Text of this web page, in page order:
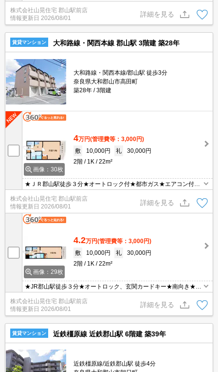
トロック付きで安心の広々２LDK♪人気のオール電化☆日当たり良好
のお部屋は、リビングを見渡せる対面キッチン・大きな一坪風呂な
ど人気ポイント満載☆インターネット無料♪当社おススメ物件★
株式会社山晃住宅 郡山駅前店
情報更新日 2026/08/01
詳細を見る
賃貸マンション 大和路線・関西本線 郡山駅 3階建 築28年
大和路線・関西本線/郡山駅 徒歩3分
奈良県大和郡山市高田町
築28年
3階建
画像：30枚
4万円(管理費等：3,000円)
敷
10,000円 礼
30,000円
2階
1K 22m²
★ＪＲ郡山駅徒歩３分★オートロック付★都市ガス★エアコン付★
駅チカ物件！お風呂、トイレ別のセパレートタイプで脱衣所も完
備！システムキッチン、エアコン、ＴＶモニターホンなど便利な室
内設備にも注目！
株式会社山晃住宅 郡山駅前店
情報更新日 2026/08/01
詳細を見る
画像：29枚
4.2万円(管理費等：3,000円)
敷
10,000円 礼
30,000円
2階
1K 22m²
★JR郡山駅徒歩３分★オートロック、玄関カードキー★南向き★JR
郡山駅徒歩３分☆住環境良好の人気の都市ガス仕様マンション♪オー
トロック、テレビモニターホン付きでセキュリティーも安心！！脱
衣所や洗面台独立が嬉しいですね♪エアコンも１台付いて設備も充実
しています☆
株式会社山晃住宅 郡山駅前店
情報更新日 2026/08/01
詳細を見る
賃貸マンション 近鉄橿原線 近鉄郡山駅 6階建 築39年
近鉄橿原線/近鉄郡山駅 徒歩4分